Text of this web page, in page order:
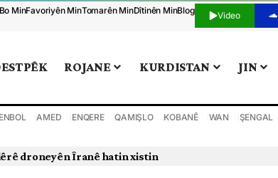
MinFavoriyên MinTomarên MinDîtinên MinBlog Video
ROJANE KURDISTAN JIN
AMED ENQERE QAMIŞLO KOBANÊ WAN ŞENGAL
droneyên Îranê hatin xistin